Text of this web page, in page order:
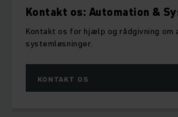
Kontakt os: Automation &
Kontakt os for hjælp og rådgivning om
systemløsninger.
KONTAKT OS